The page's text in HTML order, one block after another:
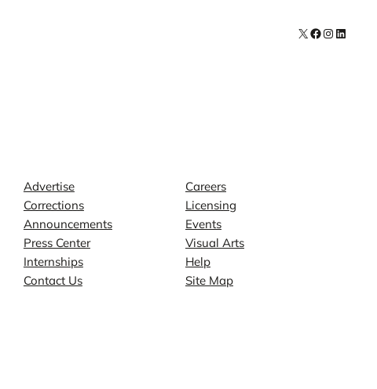
X Facebook
Advertise
Corrections
Announcements
Press Center
Internships
Contact Us
Careers
Licensing
Events
Visual Arts
Help
Site Map